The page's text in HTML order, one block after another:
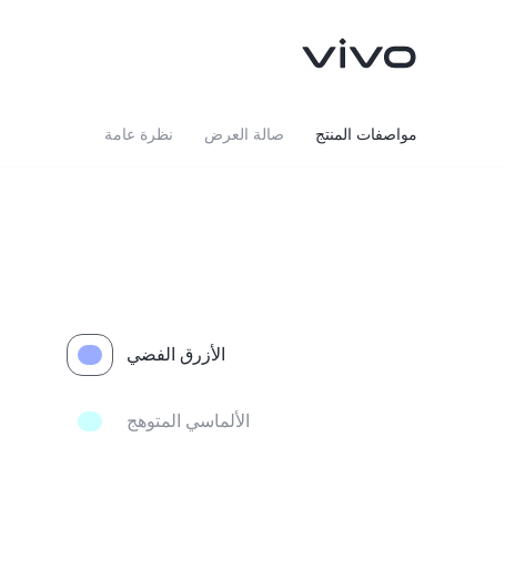
V40 Lite 4G جديد
نظرة عامة صالة العرض مواصفات المنتج
الأزرق الفضي
الألماسي المتوهج